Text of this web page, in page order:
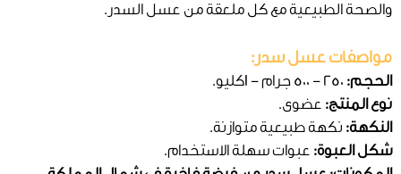
والصحة الطبيعية مع كل ملعقة من عسل السدر.
مواصفات عسل سدر:
الحجم:
نوع المنتج: عضوى.
النكهة: نكهة طبيعية متوازنة.
شكل العبوة: عبوات سهلة الاستخدام.